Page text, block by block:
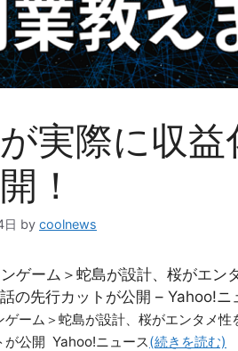
実際に収
！
by coolnews
ゲーム＞蛇島が設計、桜がエ
の先行カットが公開 – Yahoo!ニ
ゲーム＞蛇島が設計、桜がエンタメ
が公開 Yahoo!ニュース(続きを読む)